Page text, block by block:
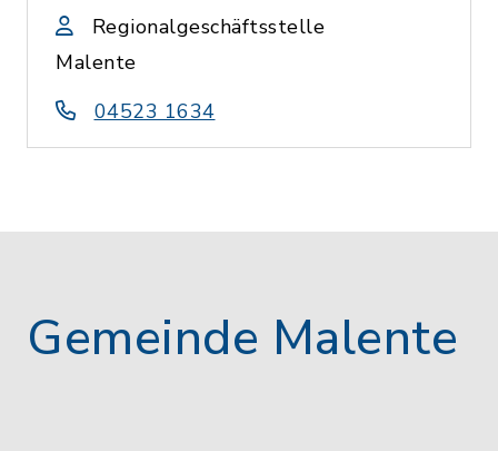
Regionalgeschäftsstelle
Malente
04523 1634
Gemeinde Malente